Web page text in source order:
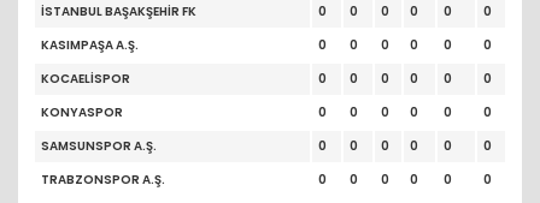
İSTANBUL BAŞAKŞEHİR FK
0 0 0 0 0
0
KASIMPAŞA A.Ş.
0 0 0 0 0
0
KOCAELİSPOR
0 0 0 0 0
0
KONYASPOR
0 0 0 0 0
0
SAMSUNSPOR A.Ş.
0 0 0 0 0
0
TRABZONSPOR A.Ş.
0 0 0 0 0 0